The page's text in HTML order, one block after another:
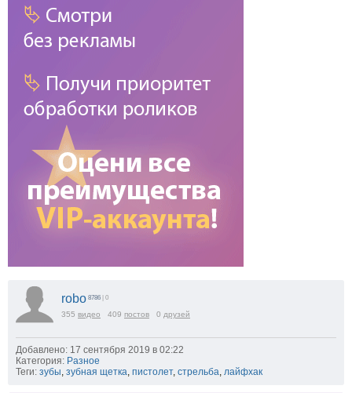
robo 8786 | 0
355 видео 409 постов 0 друзей
Добавлено: 17 сентября 2019 в 02:22
Категория: Разное
Теги: зубы, зубная щетка, пистолет, стрельба, лайфхак